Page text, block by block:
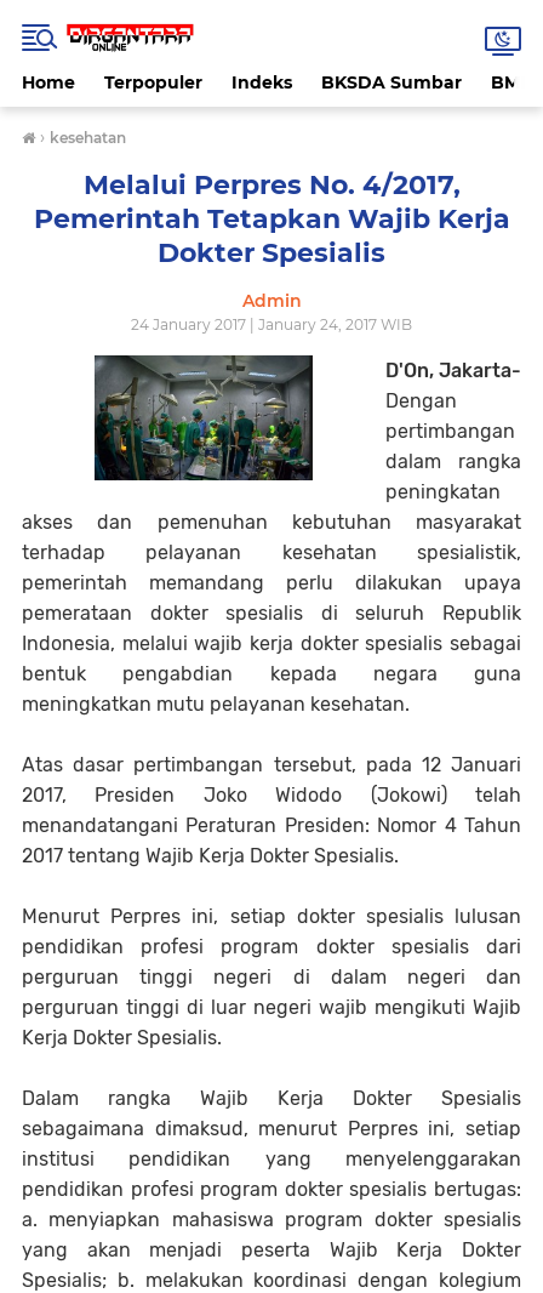
Home Terpopuler Indeks BKSDA Sumbar
› kesehatan
Melalui Perpres No. 4/2017,
Pemerintah Tetapkan Wajib Kerja
Dokter Spesialis
Admin
24 January 2017 | January 24, 2017 WIB
D'On, Jakarta-
Dengan
pertimbangan
dalam rangka
peningkatan
akses dan pemenuhan kebutuhan masyarakat
terhadap pelayanan kesehatan spesialistik,
pemerintah memandang perlu dilakukan upaya
pemerataan dokter spesialis di seluruh Republik
Indonesia, melalui wajib kerja dokter spesialis sebagai
bentuk pengabdian kepada negara guna
meningkatkan mutu pelayanan kesehatan.
Atas dasar pertimbangan tersebut, pada 12 Januari
2017, Presiden Joko Widodo (Jokowi) telah
menandatangani Peraturan Presiden: Nomor 4 Tahun
2017 tentang Wajib Kerja Dokter Spesialis.
Menurut Perpres ini, setiap dokter spesialis lulusan
pendidikan profesi program dokter spesialis dari
perguruan tinggi negeri di dalam negeri dan
perguruan tinggi di luar negeri wajib mengikuti Wajib
Kerja Dokter Spesialis.
Dalam rangka Wajib Kerja Dokter Spesialis
sebagaimana dimaksud, menurut Perpres ini, setiap
institusi pendidikan yang menyelenggarakan
pendidikan profesi program dokter spesialis bertugas:
a. menyiapkan mahasiswa program dokter spesialis
yang akan menjadi peserta Wajib Kerja Dokter
Spesialis; b. melakukan koordinasi dengan kolegium